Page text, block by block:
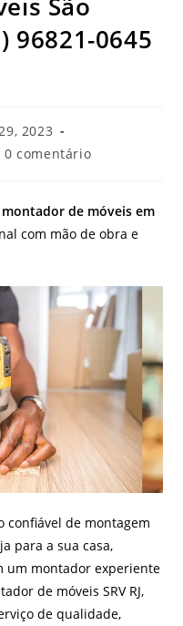
96821-0645
2023
0 comentário
montador de móveis em
com mão de obra e
confiável de montagem
para a sua casa,
um montador experiente
de móveis SRV RJ,
de qualidade,